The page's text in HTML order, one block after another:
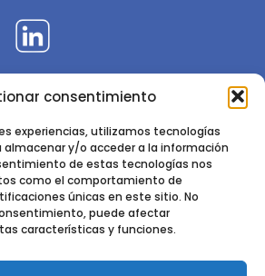
consentimiento
experiencias, utilizamos tecnologías
almacenar y/o acceder a la información
de estas tecnologías nos
como el comportamiento de
únicas en este sitio. No
puede afectar
características y funciones.
actividad promovida por laSociedad
Ciencias Forestales, INIA-CSIC
Coruña km 7,5 - 28040 Madrid